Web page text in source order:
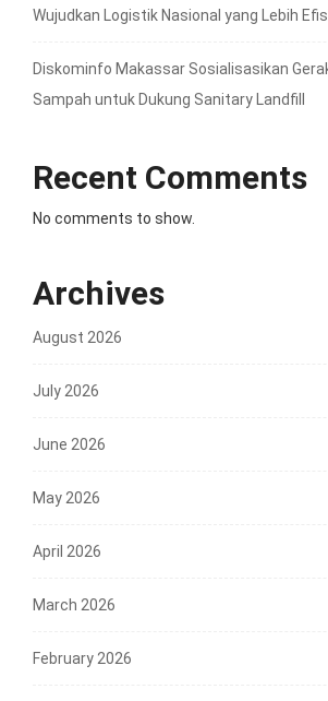
Wujudkan Logistik Nasional yang Lebih
Diskominfo Makassar Sosialisasikan
Sampah untuk Dukung Sanitary Landfill
Recent Comments
No comments to show.
Archives
August 2026
July 2026
June 2026
May 2026
April 2026
March 2026
February 2026